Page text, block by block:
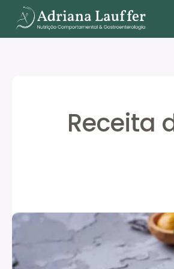
para
o
Receita